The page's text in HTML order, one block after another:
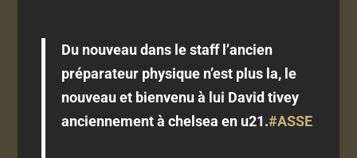
Du nouveau dans le staff l’ancien
préparateur physique n’est plus la, le
nouveau et bienvenu à lui David tivey
anciennement à chelsea en u21.#ASSE